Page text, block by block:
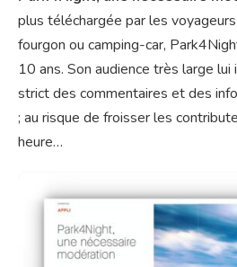
plus téléchargée par les
fourgon ou camping-car,
10 ans. Son audience très large
strict des commentaires et des
; au risque de froisser les
heure…